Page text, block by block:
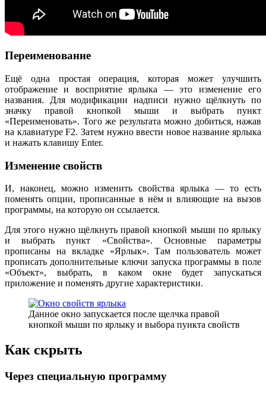
Переименование
Ещё одна простая операция, которая может улучшить
отображение и восприятие ярлыка — это изменение его
названия. Для модификации надписи нужно щёлкнуть по
значку правой кнопкой мыши и выбрать пункт
«Переименовать». Того же результата можно добиться, нажав
на клавиатуре F2. Затем нужно ввести новое название ярлыка
и нажать клавишу Enter.
Изменение свойств
И, наконец, можно изменить свойства ярлыка — то есть
поменять опции, прописанные в нём и влияющие на вызов
программы, на которую он ссылается.
Для этого нужно щёлкнуть правой кнопкой мыши по ярлыку
и выбрать пункт «Свойства». Основные параметры
прописаны на вкладке «Ярлык». Там пользователь может
прописать дополнительные ключи запуска программы в поле
«Объект», выбрать, в каком окне будет запускаться
приложение и поменять другие характеристики.
Данное окно запускается после щелчка правой
кнопкой мыши по ярлыку и выбора пункта свойств
Как скрыть
Через специальную программу